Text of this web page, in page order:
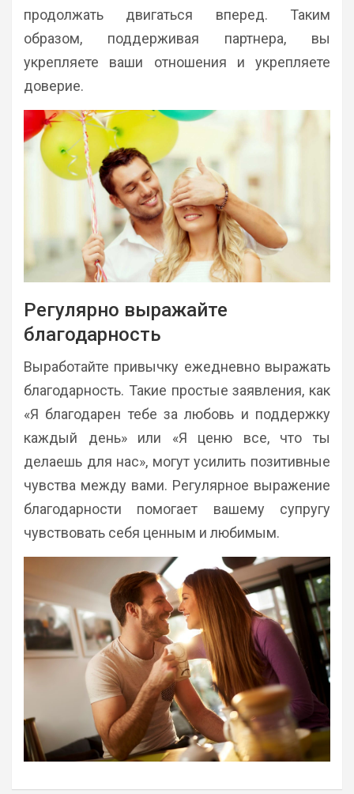
продолжать двигаться вперед. Таким
образом, поддерживая партнера, вы
укрепляете ваши отношения и укрепляете
доверие.
Регулярно выражайте
благодарность
Выработайте привычку ежедневно выражать
благодарность. Такие простые заявления, как
«Я благодарен тебе за любовь и поддержку
каждый день» или «Я ценю все, что ты
делаешь для нас», могут усилить позитивные
чувства между вами. Регулярное выражение
благодарности помогает вашему супругу
чувствовать себя ценным и любимым.